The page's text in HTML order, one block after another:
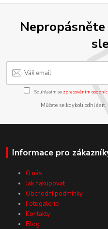
Nepropásněte
Souhlasím se zpracováním
Můžete se kdykoli
Informace pro
O nás
Jak nakupovat
Obchodní podmínky
Fotogalerie
Kontakty
Blog